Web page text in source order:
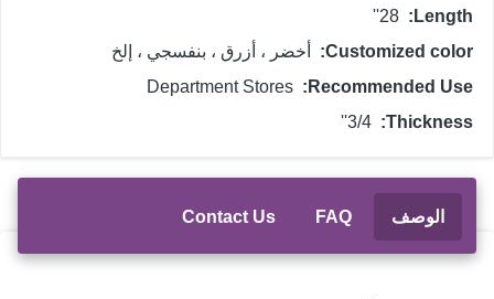
28''
Customized
أخضر ، أزرق ، بنفسجي ، إلخ
Recommended
Department Stores
3/4''
الوصف FAQ
Contact Us